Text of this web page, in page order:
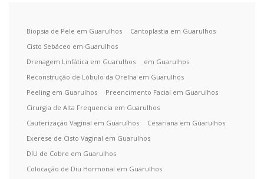
Biopsia de Pele em Guarulhos
Cantoplastia em Guarulhos
Cisto Sebáceo em Guarulhos
Drenagem Linfática em Guarulhos
em Guarulhos
Reconstrução de Lóbulo da Orelha em Guarulhos
Peeling em Guarulhos
Preencimento Facial em Guarulhos
Cirurgia de Alta Frequencia em Guarulhos
Cauterização Vaginal em Guarulhos
Cesariana em Guarulhos
Exerese de Cisto Vaginal em Guarulhos
DIU de Cobre em Guarulhos
Colocação de Diu Hormonal em Guarulhos